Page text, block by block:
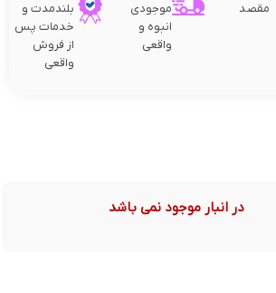
مقصد
موجودی
انبوه و
واقعی
بلندمدت و
خدمات پس
از فروش
واقعی
در انبار موجود نمی باشد